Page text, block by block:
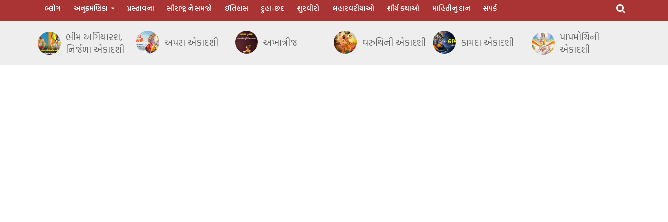
બ્લોગ અનુક્રમણિકા પ્રસ્તાવના સૌરાષ્ટ્ર ને સમજો ઈતિહાસ દુહા-છંદ શુરવીરો બહારવટીયાઓ શૌર્ય કથાઓ માહિતીનું દાન સંપર્ક
ભીમ અગિયારશ,
નિર્જળા એકાદશી
અપરા એકાદશી અખાત્રીજ વરુથિની એકાદશી કામદા એકાદશી
પાપમોચિની
એકાદશી